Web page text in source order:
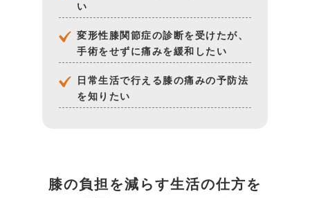
い
変形性膝関節症の診断を受けたが、
手術をせずに痛みを緩和したい
日常生活で行える膝の痛みの予防法
を知りたい
膝の負担を減らす生活の仕方を